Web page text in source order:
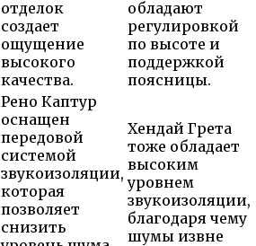
отделок
создает
ощущение
высокого
качества.
обладают
регулировкой
по высоте и
поддержкой
поясницы.
Рено Каптур
оснащен
передовой
системой
звукоизоляции,
которая
позволяет
снизить
Хендай Грета
тоже обладает
высоким
уровнем
звукоизоляции,
благодаря чему
шумы извне